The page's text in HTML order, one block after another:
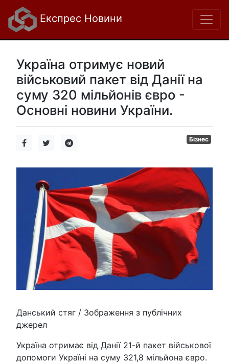
Експрес Новини
Україна отримує новий
військовий пакет від Данії на
суму 320 мільйонів євро -
Основні новини України.
Бізнес
Данський стяг / Зображення з публічних
джерел
Україна отримає від Данії 21-й пакет військової
допомоги Україні на суму 321,8 мільйона євро.